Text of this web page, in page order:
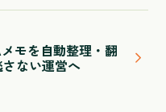
メモを自動整理・翻
ない運営へ